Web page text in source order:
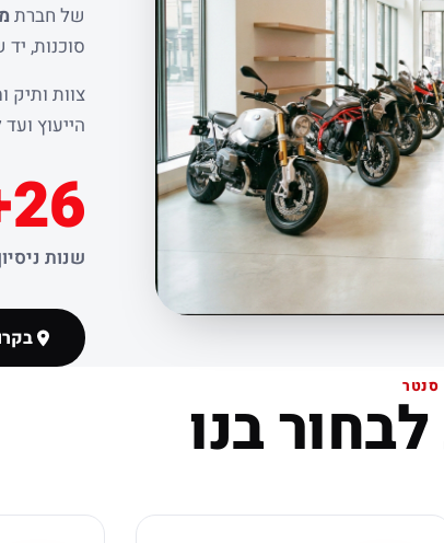
של חברת
סוכנות, יד
צוות ותיק
הייעוץ
26+
שנות
סנטר בנו